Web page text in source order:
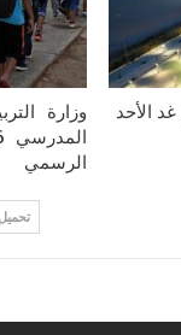
الأحد
وزارة
الرسمي